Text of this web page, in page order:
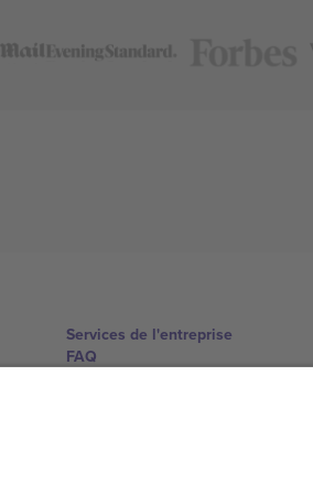
Services de l'entreprise
FAQ